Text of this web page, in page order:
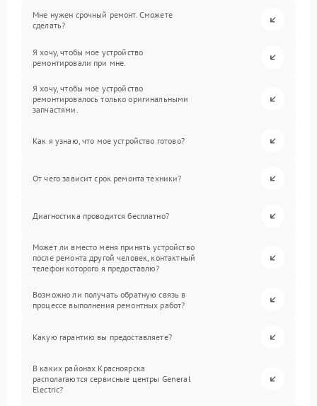
Мне нужен срочный ремонт. Сможете
сделать?
Я хочу, чтобы мое устройство
ремонтировали при мне.
Я хочу, чтобы мое устройство
ремонтировалось только оригинальными
запчастями.
Как я узнаю, что мое устройство готово?
От чего зависит срок ремонта техники?
Диагностика проводится бесплатно?
Может ли вместо меня принять устройство
после ремонта другой человек, контактный
телефон которого я предоставлю?
Возможно ли получать обратную связь в
процессе выполнения ремонтных работ?
Какую гарантию вы предоставляете?
В каких районах Красноярска
располагаются сервисные центры General
Electric?